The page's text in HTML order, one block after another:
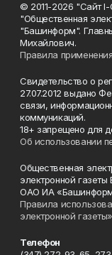
© 2011-2026 "Сайт I-
"Общественная
"Башинформ".
Михайлович.
Правила
Свидетельство о
27.07.2012 выдано
связи,
коммуникаций.
18+ запрещено для
Об использовании
Общественная
электронной
ОАО ИА
Правила
электронной газеты»
Телефон